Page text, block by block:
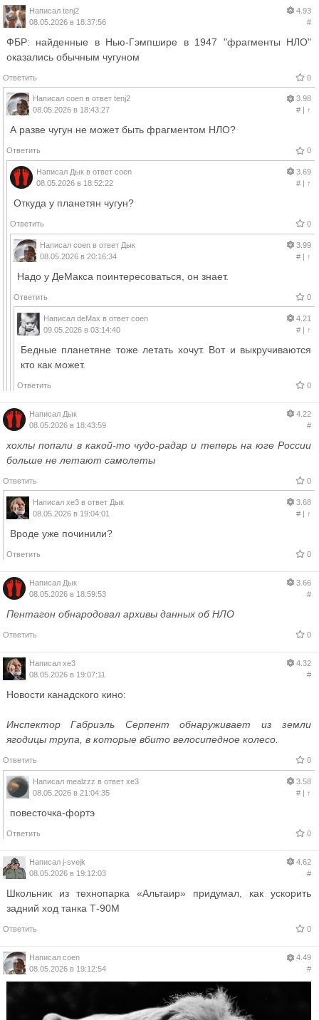
Написал tenj2
08.05.2026 в 18:37:56
4.93
#
ФБР: найденные в Нью-Гэмпшире в 1947 "фрагменты НЛО"
оказались обычным чугуном
Ответить 0
Написал coen в ответ tenj2
08.05.2026 в 18:43:27
3.98
#| ↑
А разве чугун не может быть фрагментом НЛО?
Ответить 0
Написал Дык в ответ coen
08.05.2026 в 18:52:22
3.69
#| ↑
Откуда у планетян чугун?
Ответить 0
Написал coen в ответ Дык
08.05.2026 в 20:16:34
3.99
#| ↑
Надо у ДеМакса поинтересоваться, он знает.
Ответить 0
Написал deMax в ответ coen
09.05.2026 в 03:14:40
4.21
#| ↑
Бедные планетяне тоже летать хочут. Вот и выкручиваются
кто как может.
Ответить 0
Написал Дык
08.05.2026 в 18:43:59
4.22
#
хохлы попали в какой-то чудо-радар и теперь на юге России
больше не летают самолеты
Ответить 0
Написал xe3 в ответ Дык
08.05.2026 в 19:04:01
3.68
#| ↑
Вроде уже починили?
Ответить 0
Написал Дык
08.05.2026 в 18:59:53
3.66
#
Пентагон обнародовал архивы данных об НЛО
Ответить 0
Написал xe3
08.05.2026 в 19:07:11
4.32
#
Новости канадского кино:
Инспектор Габриэль Серпент обнаруживает из земли
ягодицы трупа, в которые вбито велосипедное колесо.
Ответить 0
Написал mealzzz в ответ xe3
08.05.2026 в 21:04:35
3.58
#| ↑
повесточка-фортэ
Ответить 0
Написал j-svejk
08.05.2026 в 19:12:03
4.62
#
Школьник из технопарка «Альтаир» придумал, как ускорить
задний ход танка Т-90М
Ответить 0
Написал coen
08.05.2026 в 19:12:54
4.49
#